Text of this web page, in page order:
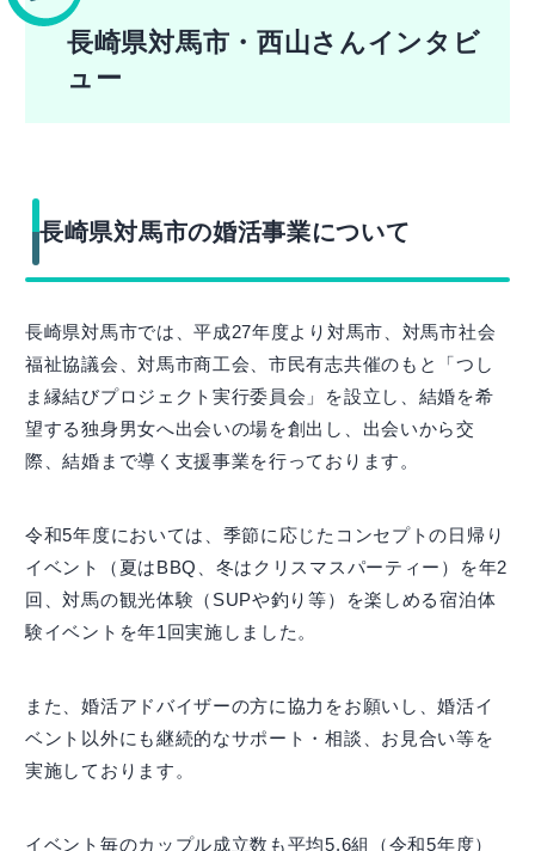
長崎県対馬市・西山さんインタビ
ュー
長崎県対馬市の婚活事業について
長崎県対馬市では、平成27年度より対馬市、対馬市社会
福祉協議会、対馬市商工会、市民有志共催のもと「つし
ま縁結びプロジェクト実行委員会」を設立し、結婚を希
望する独身男女へ出会いの場を創出し、出会いから交
際、結婚まで導く支援事業を行っております。
令和5年度においては、季節に応じたコンセプトの日帰り
イベント（夏はBBQ、冬はクリスマスパーティー）を年2
回、対馬の観光体験（SUPや釣り等）を楽しめる宿泊体
験イベントを年1回実施しました。
また、婚活アドバイザーの方に協力をお願いし、婚活イ
ベント以外にも継続的なサポート・相談、お見合い等を
実施しております。
イベント毎のカップル成立数も平均5.6組（令和5年度）